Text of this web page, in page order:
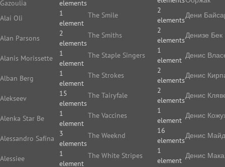
Gazoulia
elements
Alai Oli
1
element
Alan Parsons
2
elements
Alanis Morissette
1
element
Alban Berg
1
element
Alekseev
15
elements
Alenka Star Be
1
element
Alessandro Safína
3
elements
Alessiee
1
element
The Smile
2
elements
The Smiths
2
elements
The Staple Singers
1
element
The Strokes
2
elements
The Tairyfale
2
elements
The Vaccines
1
element
The Weeknd
16
elements
The White Stripes
1
element
Дени
Денизе Бек
Денис
Денис
Денис
Денис
Денис
Денис